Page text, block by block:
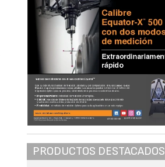
PRODUCTOS DESTACADOS